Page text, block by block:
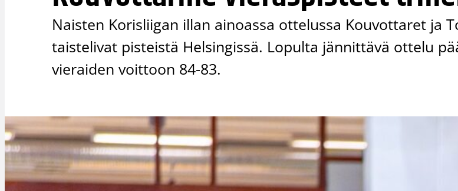
Naisten Korisliigan illan ainoassa ottelussa Kouvottaret ja
taistelivat pisteistä Helsingissä. Lopulta jännittävä ottelu
vieraiden voittoon 84-83.